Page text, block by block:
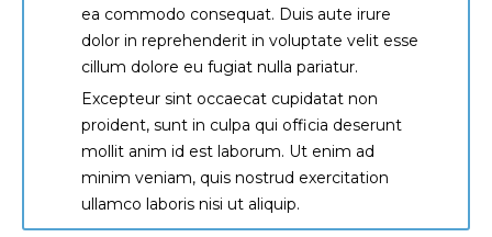
ea commodo consequat. Duis aute irure
dolor in reprehenderit in voluptate velit esse
cillum dolore eu fugiat nulla pariatur.
Excepteur sint occaecat cupidatat non
proident, sunt in culpa qui officia deserunt
mollit anim id est laborum. Ut enim ad
minim veniam, quis nostrud exercitation
ullamco laboris nisi ut aliquip.